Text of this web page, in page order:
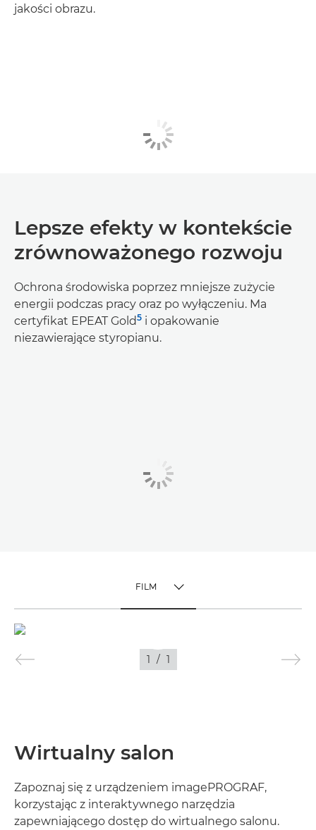
jakości obrazu.
Lepsze efekty w kontekście
zrównoważonego rozwoju
Ochrona środowiska poprzez mniejsze zużycie
energii podczas pracy oraz po wyłączeniu. Ma
certyfikat EPEAT Gold 5 i opakowanie
niezawierające styropianu.
FILM
OBRAZY
1 / 1
Wirtualny salon
Zapoznaj się z urządzeniem imagePROGRAF,
korzystając z interaktywnego narzędzia
zapewniającego dostęp do wirtualnego salonu.